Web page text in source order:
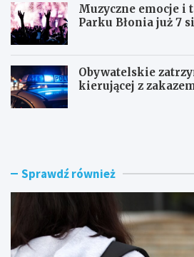
Muzyczne emocje i
Parku Błonia już 7
Obywatelskie
kierującej z
G
y
B
n Sprawdź również